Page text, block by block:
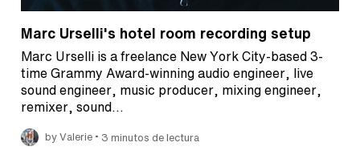
Marc Urselli's hotel room recording setup
Marc Urselli is a freelance New York City-based 3-
time Grammy Award-winning audio engineer, live
sound engineer, music producer, mixing engineer,
remixer, sound…
by Valerie • 3 minutos de lectura